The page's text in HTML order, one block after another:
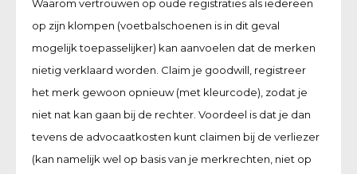
Waarom vertrouwen op oude registraties als iedereen
op zijn klompen (voetbalschoenen is in dit geval
mogelijk toepasselijker) kan aanvoelen dat de merken
nietig verklaard worden. Claim je goodwill, registreer
het merk gewoon opnieuw (met kleurcode), zodat je
niet nat kan gaan bij de rechter. Voordeel is dat je dan
tevens de advocaatkosten kunt claimen bij de verliezer
(kan namelijk wel op basis van je merkrechten, niet op